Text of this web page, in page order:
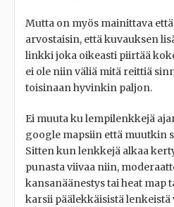
Mutta on myös mainittava
arvostaisin, että kuvauksen
linkki joka oikeasti piirtää
ei ole niin väliä mitä reittiä
toisinaan hyvinkin paljon.
Ei muuta ku lempilenkkejä
google mapsiin että muutkin
Sitten kun lenkkejä alkaa
punasta viivaa niin,
kansanäänestys tai heat map
karsii päälekkäisistä